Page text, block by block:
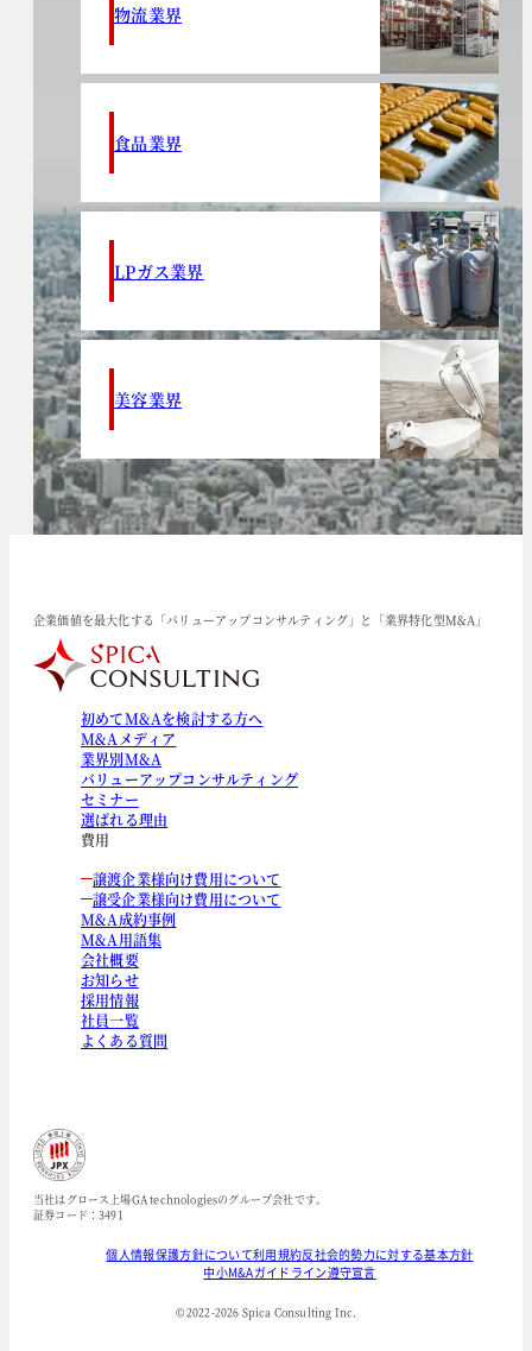
物流業界
食品業界
LPガス業界
美容業界
企業価値を最大化する「バリューアップコンサルティング」と「業界特化型M&A」
初めてM&Aを検討する方へ
M&Aメディア
業界別M&A
バリューアップコンサルティング
セミナー
選ばれる理由
費用
譲渡企業様向け費用について
譲受企業様向け費用について
M&A成約事例
M&A用語集
会社概要
お知らせ
採用情報
社員一覧
よくある質問
当社はグロース上場GA technologiesのグループ会社です。
証券コード：3491
個人情報保護方針について利用規約反社会的勢力に対する基本方針
中小M&Aガイドライン遵守宣言
© 2022-2026 Spica Consulting Inc.